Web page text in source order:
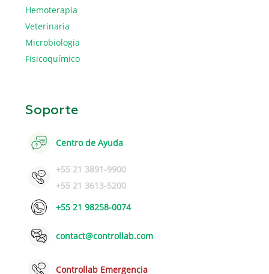
Hemoterapia
Veterinaria
Microbiologia
Fisicoquímico
Soporte
Centro de Ayuda
+55 21 3891-9900
+55 21 3613-5200
+55 21 98258-0074
contact@controllab.com
Controllab Emergencia